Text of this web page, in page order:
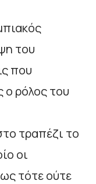
του
που
ο ρόλος του
τραπέζι το
οι
τότε ούτε